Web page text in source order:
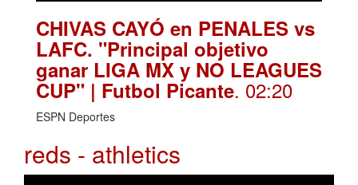
CHIVAS CAYÓ en PENALES vs
LAFC. "Principal objetivo
ganar LIGA MX y NO LEAGUES
CUP" | Futbol Picante. 02:20
ESPN Deportes
reds - athletics